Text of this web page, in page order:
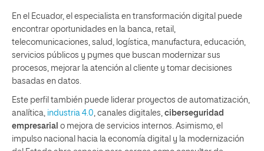
En el Ecuador, el especialista en transformación digital puede
encontrar oportunidades en la banca, retail,
telecomunicaciones, salud, logística, manufactura, educación,
servicios públicos y pymes que buscan modernizar sus
procesos, mejorar la atención al cliente y tomar decisiones
basadas en datos.
Este perfil también puede liderar proyectos de automatización,
analítica, industria 4.0, canales digitales, ciberseguridad
empresarial o mejora de servicios internos. Asimismo, el
impulso nacional hacia la economía digital y la modernización